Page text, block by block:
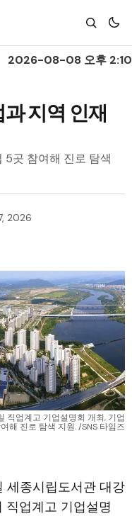
2026-08-08 오후 2:10
지역 인재
곳 참여해 진로 탐색
2026
직업계고 기업설명회 개최, 기업
해 진로 탐색 지원. /SNS 타임즈
세종시립도서관 대강
직업계고 기업설명